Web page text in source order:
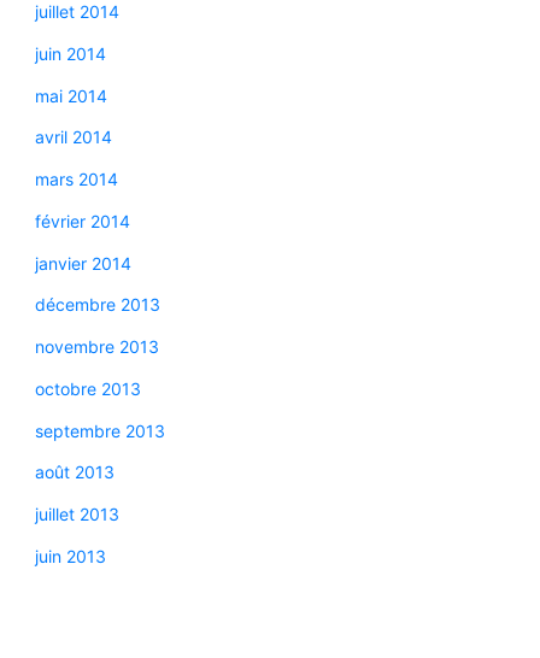
juillet 2014
juin 2014
mai 2014
avril 2014
mars 2014
février 2014
janvier 2014
décembre 2013
novembre 2013
octobre 2013
septembre 2013
août 2013
juillet 2013
juin 2013